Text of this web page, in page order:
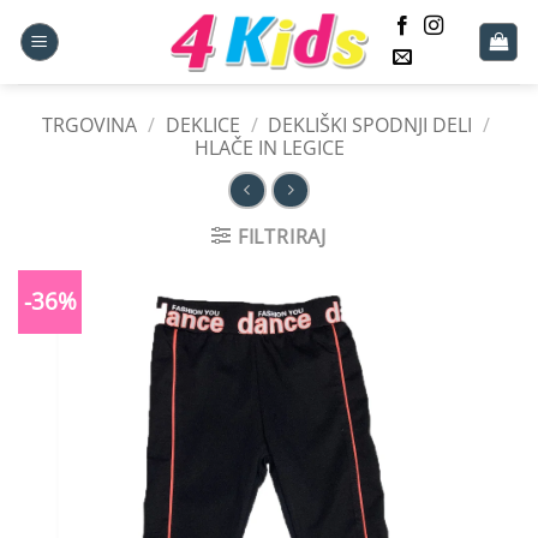
na
TRGOVINA / DEKLICE / DEKLIŠKI SPODNJI DELI /
HLAČE IN LEGICE
FILTRIRAJ
-36%